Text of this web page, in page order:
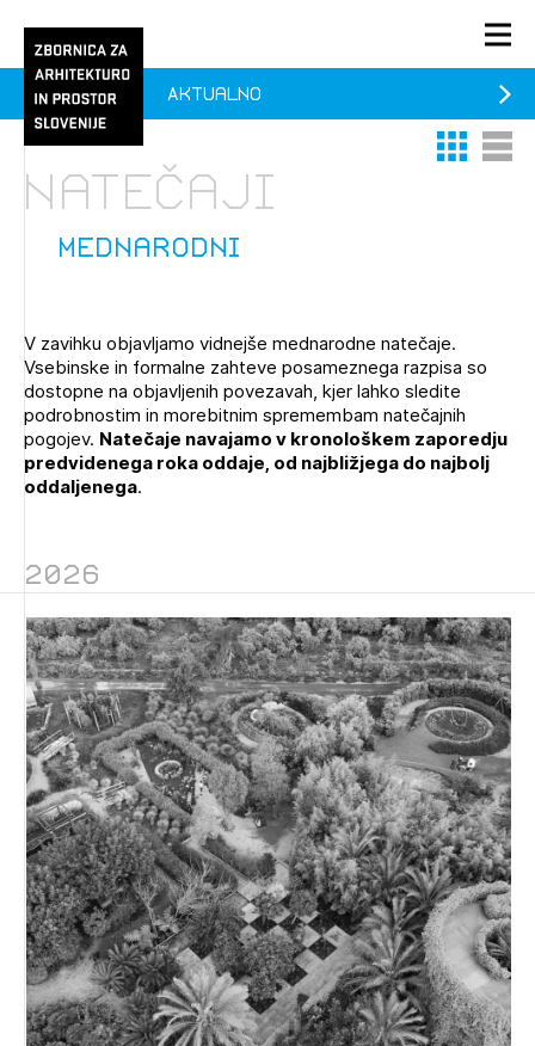
PRIJAVA
KONTAKT
Praksa
O ZAPS
1/1
Pozdravljeni
Prijavite se s svojim ZAPS uporabniškim imenom in geslom.
POZABLJENO GESLO
REGISTRIRAJTE SE
Thumbnail
List
mednarodni
natečaji
V zavihku objavljamo vidnejše mednarodne natečaje.
Vsebinske in formalne zahteve posameznega razpisa so
dostopne na objavljenih povezavah, kjer lahko sledite
podrobnostim in morebitnim spremembam natečajnih
pogojev. Natečaje navajamo v kronološkem zaporedju
predvidenega roka oddaje, od najbližjega do najbolj
oddaljenega.
Aktualno
2026
1/2
Prijava na novičnik
Ostanite na tekočem z novicami in se naročite na
Novičnike. Označite svojo izbiro.
Novičnike vam bomo pošiljali na vaš elektronski naslov.
Mesečni novičnik
Tedenski novičnik javnih naročil
Dnevne medijske objave
NAPREJ